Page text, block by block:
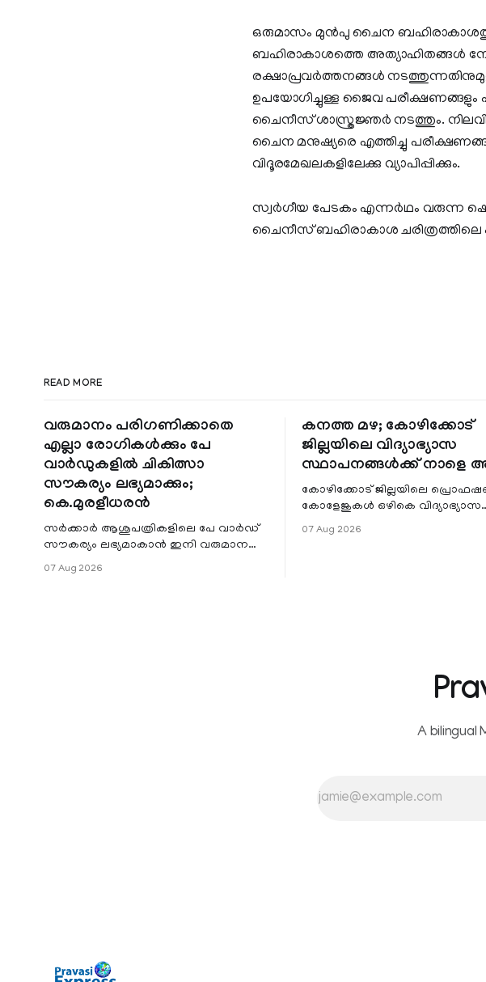
ഒരുമാസം മുൻപു ചൈന
ബഹിരാകാശത്തെ അത്യാഹിതങ്ങള്‍
രക്ഷാപ്രവര്‍ത്തനങ്ങള്‍
ഉപയോഗിച്ചുള്ള ജൈവ
ചൈനീസ് ശാസ്ത്രജ്ഞര്‍ നടത്തും.
ചൈന മനുഷ്യരെ എത്തിച്ചു
വിദൂരമേഖലകളിലേക്കു വ്യാപിപ്പിക്കും.
സ്വര്‍ഗീയ പേടകം എന്നര്‍ഥം വരുന്ന
ചൈനീസ് ബഹിരാകാശ ചരിത്രത്തിലെ
READ MORE
വരുമാനം പരിഗണിക്കാതെ
എല്ലാ രോഗികൾക്കും പേ
വാർഡുകളിൽ ചികിത്സാ
സൗകര്യം ലഭ്യമാക്കും;
കെ.മുരളീധരൻ
സർക്കാർ ആശുപത്രികളിലെ പേ വാർഡ്
സൗകര്യം ലഭ്യമാകാൻ ഇനി വരുമാന
പരിധിയുടെ മാനദണ്ഡമാക്കില്ല.
വരുമാനം പരിഗണിക്കാതെ എല്ലാ
07 Aug 2026
കനത്ത മഴ; കോഴിക്കോട്
ജില്ലയിലെ വിദ്യാഭ്യാസ
സ്ഥാപനങ്ങൾക്ക് നാളെ
കോഴിക്കോട് ജില്ലയിലെ
കോളേജുകൾ ഒഴികെ വിദ്യാഭ്യാസ
സ്ഥാപനങ്ങൾക്ക് നാളെ അവധി.
ജില്ലയിലെ മലയോര- തീരദേശ
07 Aug 2026
A bilingual